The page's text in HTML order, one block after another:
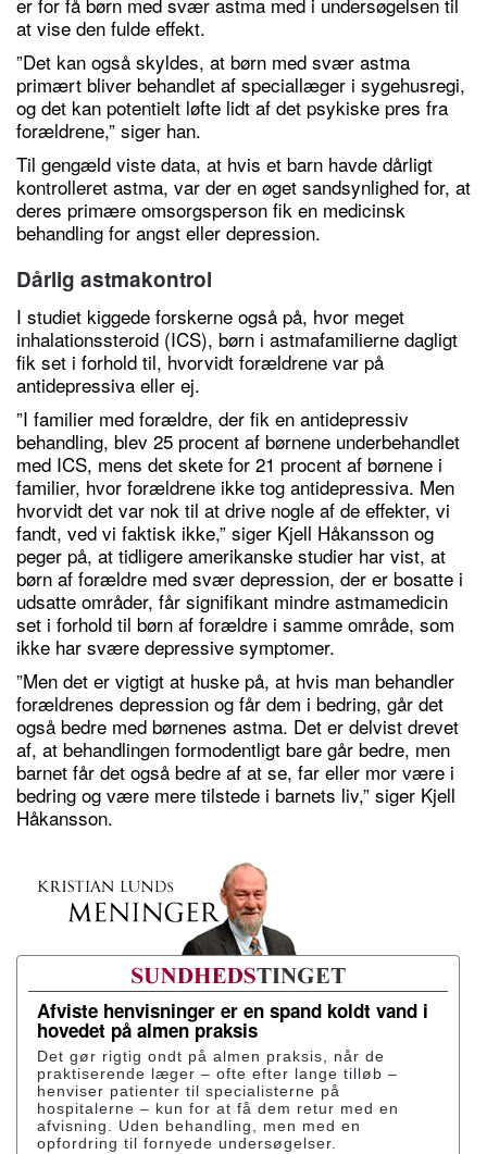
at vise den fulde effekt.
”Det kan også skyldes, at børn med svær astma
primært bliver behandlet af speciallæger i sygehusregi,
og det kan potentielt løfte lidt af det psykiske pres fra
forældrene,” siger han.
Til gengæld viste data, at hvis et barn havde dårligt
kontrolleret astma, var der en øget sandsynlighed for, at
deres primære omsorgsperson fik en medicinsk
behandling for angst eller depression.
Dårlig astmakontrol
I studiet kiggede forskerne også på, hvor meget
inhalationssteroid (ICS), børn i astmafamilierne dagligt
fik set i forhold til, hvorvidt forældrene var på
antidepressiva eller ej.
”I familier med forældre, der fik en antidepressiv
behandling, blev 25 procent af børnene underbehandlet
med ICS, mens det skete for 21 procent af børnene i
familier, hvor forældrene ikke tog antidepressiva. Men
hvorvidt det var nok til at drive nogle af de effekter, vi
fandt, ved vi faktisk ikke,” siger Kjell Håkansson og
peger på, at tidligere amerikanske studier har vist, at
børn af forældre med svær depression, der er bosatte i
udsatte områder, får signifikant mindre astmamedicin
set i forhold til børn af forældre i samme område, som
ikke har svære depressive symptomer.
”Men det er vigtigt at huske på, at hvis man behandler
forældrenes depression og får dem i bedring, går det
også bedre med børnenes astma. Det er delvist drevet
af, at behandlingen formodentligt bare går bedre, men
barnet får det også bedre af at se, far eller mor være i
bedring og være mere tilstede i barnets liv,” siger Kjell
Håkansson.
Afviste henvisninger er en spand koldt vand i
hovedet på almen praksis
Det gør rigtig ondt på almen praksis, når de
praktiserende læger – ofte efter lange tilløb –
henviser patienter til specialisterne på
hospitalerne – kun for at få dem retur med en
afvisning. Uden behandling, men med en
opfordring til fornyede undersøgelser.